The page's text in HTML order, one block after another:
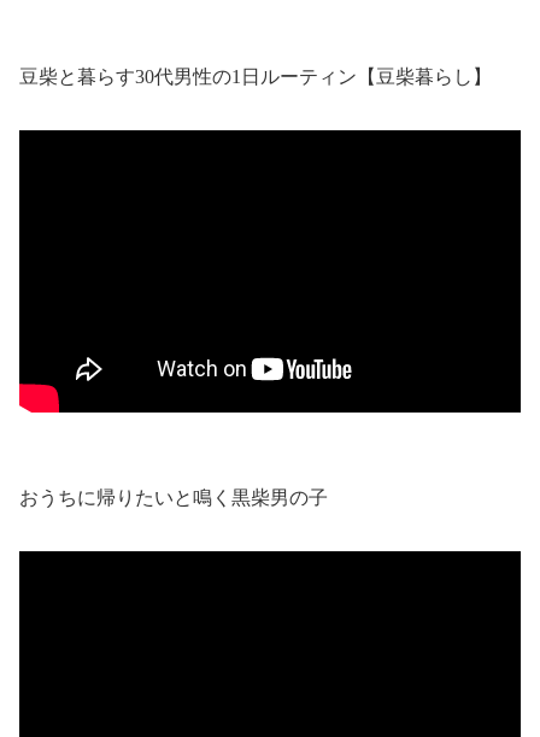
豆柴と暮らす30代男性の1日ルーティン【豆柴暮らし】
おうちに帰りたいと鳴く黒柴男の子